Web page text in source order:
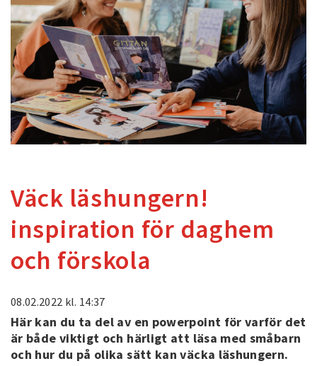
Väck läshungern!
inspiration för daghem
och förskola
08.02.2022 kl. 14:37
Här kan du ta del av en powerpoint för varför det
är både viktigt och härligt att läsa med småbarn
och hur du på olika sätt kan väcka läshungern.